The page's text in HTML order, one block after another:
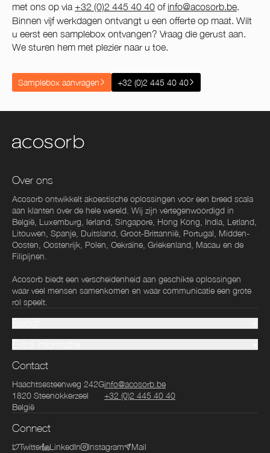
met ons op via +32 (0)2 445 40 40 of info@acosorb.be.
Binnen vijf werkdagen ontvangt u een offerte op maat. Wilt
u eerst een samplebox ontvangen? Vraag die gerust aan.
We sturen hem met plezier naar u toe.
Samplebox aanvragen +32 (0)2 445 40 40
Over ons
Acosorb ontwikkelt akoestische oplossingen voor een breed scala
aan klanten over de hele wereld. Wij zijn vertegenwoordigd in
België, Luxemburg, Ierland, Singapore, Hong Kong, India, Letland,
Litouwen, Spanje, Duitsland, Groot-Brittannië, Portugal, Midden-
Oosten, Oostenrijk, Polen, Oekraïne, Griekenland, Macau en de
Filipijnen.
Acosorb biedt een verscheidenheid aan geschikte oplossingen
waar veel mensen samenkomen en waar communicatie een grote
rol speelt.
Contact
Haachtsesteenweg 242G
1820 Steenokkerzeel
België
info@acosorb.be
+32 (0)2 445 40 40
Connect
Twitter LinkedIn Instagram Mail